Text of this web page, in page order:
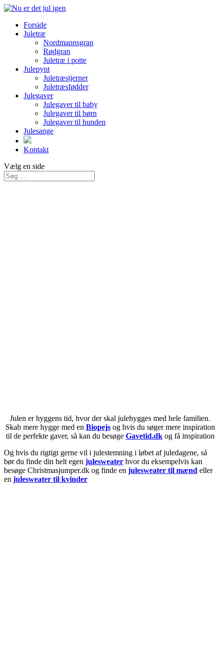
Forside
Juletræ
Nordmannsgran
Rødgran
Juletræ i potte
Julepynt
Juletræstjerner
Juletræsfødder
Julegaver
Julegaver til baby
Julegaver til børn
Julegaver til hunden
Julesange
Kontakt
Vælg en side
Julen er hyggens tid, hvor der skal julehygges med hele familien.
Skab mere hygge med en Biopejs og hvis du søger mere inspiration
til de perfekte gaver, så kan du besøge Gavetid.dkog få inspiration
Og hvis du rigtigt gerne vil i julestemning i løbet af juledagene, så
bør du finde din helt egen julesweater hvor du eksempelvis kan
besøge Christmasjumper.dk og finde en julesweater til mænd eller
en julesweater til kvinder